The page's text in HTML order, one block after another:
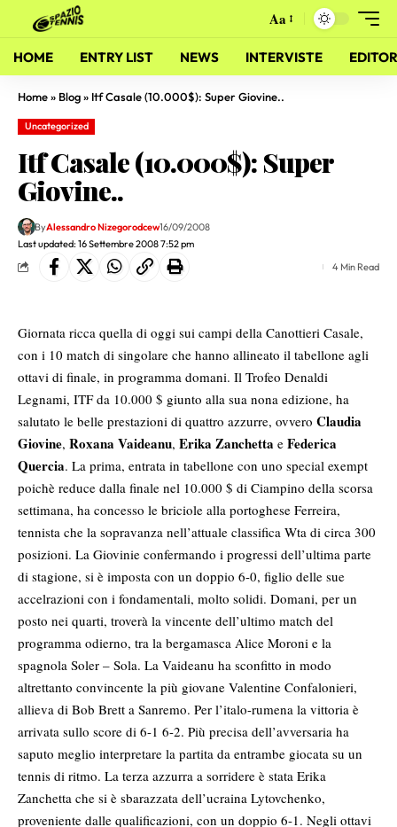
Aa
HOME ENTRY LIST NEWS INTERVISTE
Home» Blog» Itf Casale (10.000$): Super Giovine..
Uncategorized
Itf Casale (10.000$): Super
Giovine..
Last updated: 16 Settembre 2008 7:52 pm
ByAlessandro Nizegorodcew16/09/2008
4 Min Read
Giornata ricca quella di oggi sui campi della Canottieri Casale,
con i 10 match di singolare che hanno allineato il tabellone agli
ottavi di finale, in programma domani. Il Trofeo Denaldi
Legnami, ITF da 10.000 $ giunto alla sua nona edizione, ha
salutato le belle prestazioni di quattro azzurre, ovvero Claudia
Giovine, Roxana Vaideanu, Erika Zanchetta e Federica
Quercia. La prima, entrata in tabellone con uno special exempt
poichè reduce dalla finale nel 10.000 $ di Ciampino della scorsa
settimana, ha concesso le briciole alla portoghese Ferreira,
tennista che la sopravanza nell’attuale classifica Wta di circa 300
posizioni. La Giovinie confermando i progressi dell’ultima parte
di stagione, si è imposta con un doppio 6-0, figlio delle sue
accelrazioni con i fondamentali, molto solidi. Domani, per un
posto nei quarti, troverà la vincente dell’ultimo match del
programma odierno, tra la bergamasca Alice Moroni e la
spagnola Soler – Sola. La Vaideanu ha sconfitto in modo
altrettanto convincente la più giovane Valentine Confalonieri,
allieva di Bob Brett a Sanremo. Per l’italo-rumena la vittoria è
arrivata sullo score di 6-1 6-2. Più precisa dell’avversaria ha
saputo meglio interpretare la partita da entrambe giocata su un
tennis di ritmo. La terza azzurra a sorridere è stata Erika
Zanchetta che si è sbarazzata dell’ucraina Lytovchenko,
proveniente dalle qualificazioni, con un doppio 6-1. Negli ottavi